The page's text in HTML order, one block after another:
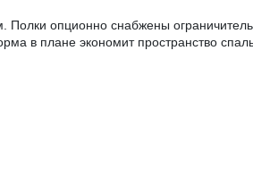
Полки опционно снабжены
в плане экономит пространство